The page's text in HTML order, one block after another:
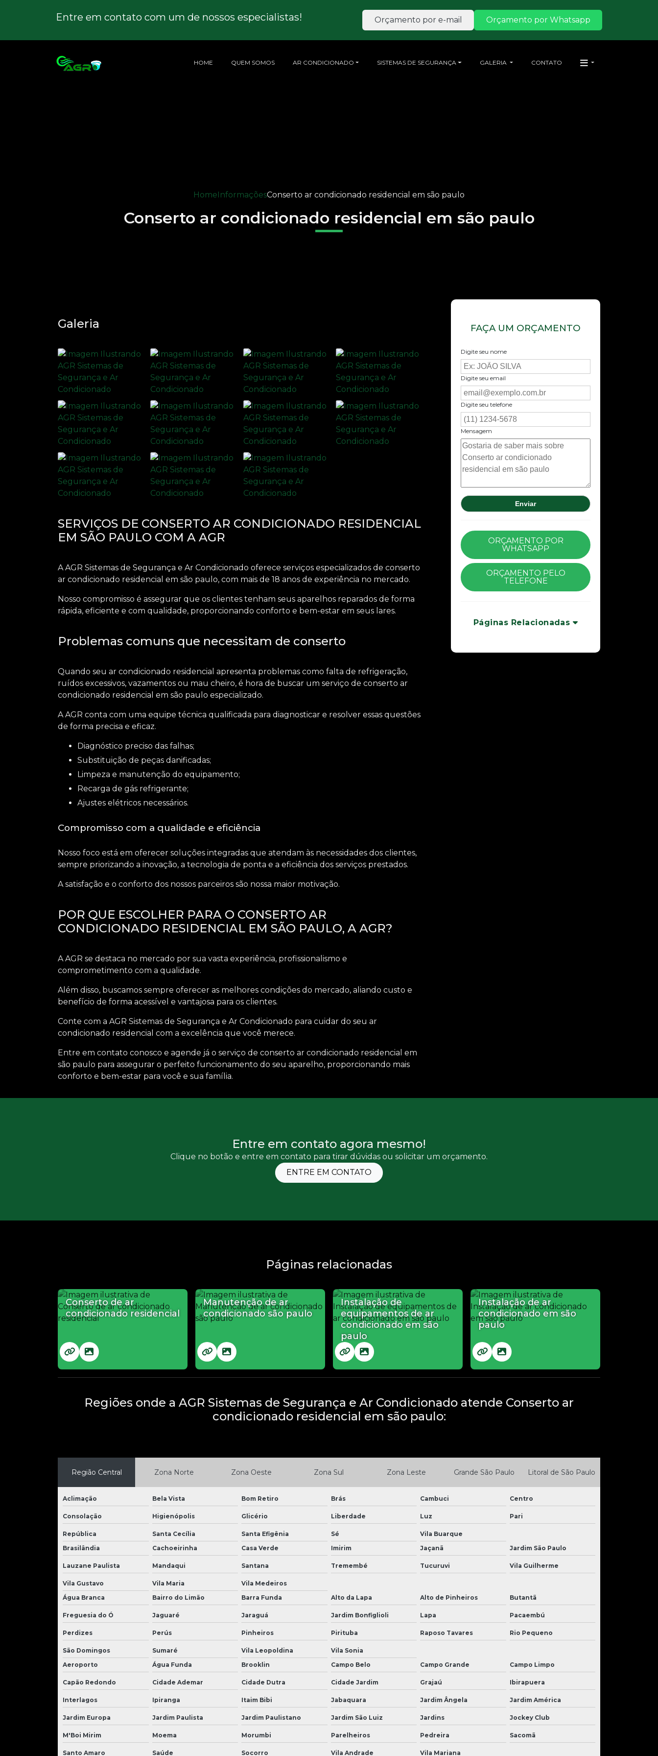
Entre em contato com um de nossos especialistas! Orçamento por e-mail Orçamento por Whatsapp
HOME QUEM SOMOS AR CONDICIONADO SISTEMAS DE SEGURANÇA GALERIA CONTATO
Home InformaçõesConserto ar condicionado residencial em são paulo
Conserto ar condicionado residencial em são paulo
Galeria
SERVIÇOS DE CONSERTO AR CONDICIONADO RESIDENCIAL
EM SÃO PAULO COM A AGR
A AGR Sistemas de Segurança e Ar Condicionado oferece serviços especializados de conserto
ar condicionado residencial em são paulo, com mais de 18 anos de experiência no mercado.
Nosso compromisso é assegurar que os clientes tenham seus aparelhos reparados de forma
rápida, eficiente e com qualidade, proporcionando conforto e bem-estar em seus lares.
Problemas comuns que necessitam de conserto
Quando seu ar condicionado residencial apresenta problemas como falta de refrigeração,
ruídos excessivos, vazamentos ou mau cheiro, é hora de buscar um serviço de conserto ar
condicionado residencial em são paulo especializado.
A AGR conta com uma equipe técnica qualificada para diagnosticar e resolver essas questões
de forma precisa e eficaz.
Diagnóstico preciso das falhas;
Substituição de peças danificadas;
Limpeza e manutenção do equipamento;
Recarga de gás refrigerante;
Ajustes elétricos necessários.
Compromisso com a qualidade e eficiência
Nosso foco está em oferecer soluções integradas que atendam às necessidades dos clientes,
sempre priorizando a inovação, a tecnologia de ponta e a eficiência dos serviços prestados.
A satisfação e o conforto dos nossos parceiros são nossa maior motivação.
POR QUE ESCOLHER PARA O CONSERTO AR
CONDICIONADO RESIDENCIAL EM SÃO PAULO, A AGR?
A AGR se destaca no mercado por sua vasta experiência, profissionalismo e
comprometimento com a qualidade.
Além disso, buscamos sempre oferecer as melhores condições do mercado, aliando custo e
benefício de forma acessível e vantajosa para os clientes.
Conte com a AGR Sistemas de Segurança e Ar Condicionado para cuidar do seu ar
condicionado residencial com a excelência que você merece.
Entre em contato conosco e agende já o serviço de conserto ar condicionado residencial em
são paulo para assegurar o perfeito funcionamento do seu aparelho, proporcionando mais
conforto e bem-estar para você e sua família.
FAÇA UM ORÇAMENTO
Digite seu nome
Digite seu email
Digite seu telefone
Mensagem
ORÇAMENTO POR
WHATSAPP
ORÇAMENTO PELO
TELEFONE
Páginas Relacionadas
Entre em contato agora mesmo!
Clique no botão e entre em contato para tirar dúvidas ou solicitar um orçamento.
ENTRE EM CONTATO
Páginas relacionadas
Conserto de ar
condicionado residencial
Manutenção de ar
condicionado são paulo
Instalação de
equipamentos de ar
condicionado em são
paulo
Instalação de ar
condicionado em são
paulo
Regiões onde a AGR Sistemas de Segurança e Ar Condicionado atende Conserto ar
condicionado residencial em são paulo:
Região Central Zona Norte Zona Oeste Zona Sul Zona Leste Grande São Paulo Litoral de São Paulo
Aclimação Bela Vista Bom Retiro Brás Cambuci Centro
Consolação Higienópolis Glicério Liberdade Luz Pari
República Santa Cecília Santa Efigênia Sé
Vila Buarque
Brasilândia
Cachoeirinha Casa Verde Imirim Jaçanã Jardim São Paulo
Lauzane Paulista Mandaqui Santana Tremembé Tucuruvi Vila Guilherme
Vila Gustavo Vila Maria
Vila Medeiros
Água Branca
Bairro do Limão Barra Funda Alto da Lapa Alto de Pinheiros Butantã
Freguesia do Ó Jaguaré Jaraguá Jardim Bonfiglioli Lapa Pacaembú
Perdizes Perús Pinheiros Pirituba Raposo Tavares Rio Pequeno
São Domingos Sumaré Vila Leopoldina
Vila Sonia
Aeroporto
Água Funda Brooklin Campo Belo Campo Grande Campo Limpo
Capão Redondo Cidade Ademar Cidade Dutra Cidade Jardim Grajaú Ibirapuera
Interlagos Ipiranga Itaim Bibi Jabaquara Jardim Ângela Jardim América
Jardim Europa Jardim Paulista Jardim Paulistano Jardim São Luiz Jardins Jockey Club
M'Boi Mirim Moema Morumbi Parelheiros Pedreira Sacomã
Santo Amaro Saúde Socorro Vila Andrade Vila Mariana